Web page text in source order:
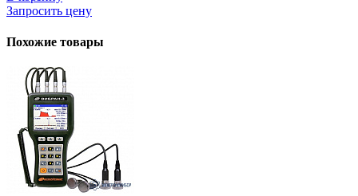
Запросить цену
Похожие товары